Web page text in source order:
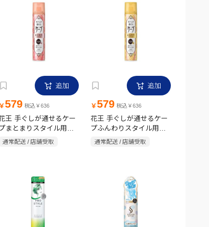
追加
￥579 税込￥636
王 手ぐしが通せるケー
まとまりスタイル用無
香料 140g
通常配送 / 店舗受取
追加
￥579 税込￥636
花王 手ぐしが通せるケー
プふんわりスタイル用無
香料 140g
通常配送 / 店舗受取